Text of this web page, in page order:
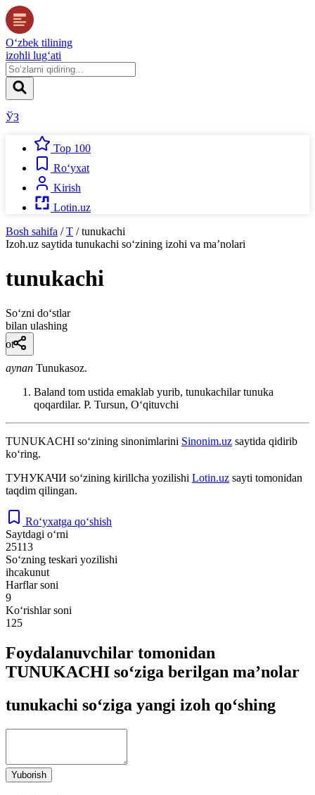
O‘zbek tilining
izohli lug‘ati
ЎЗ
Top 100
Ro‘yxat
Kirish
Lotin.uz
Bosh sahifa / T / tunukachi
Izoh.uz saytida tunukachi so‘zining izohi va ma’nolari
tunukachi
So‘zni do‘stlar
bilan ulashing
ot
aynan Tunukasoz.
Baland tom ustida emaklab yurib, tunukachilar tunuka
qoqardilar. P. Tursun, Oʻqituvchi
TUNUKACHI so‘zining sinonimlarini Sinonim.uz saytida qidirib
ko‘ring.
ТУНУКАЧИ so‘zining kirillcha yozilishi Lotin.uz sayti tomonidan
taqdim qilingan.
Ro‘yxatga qo‘shish
Saytdagi o‘rni
25113
So‘zning teskari yozilishi
ihcakunut
Harflar soni
9
Ko‘rishlar soni
125
Foydalanuvchilar tomonidan
TUNUKACHI so‘ziga berilgan ma’nolar
tunukachi so‘ziga yangi izoh qo‘shing
Yuborish